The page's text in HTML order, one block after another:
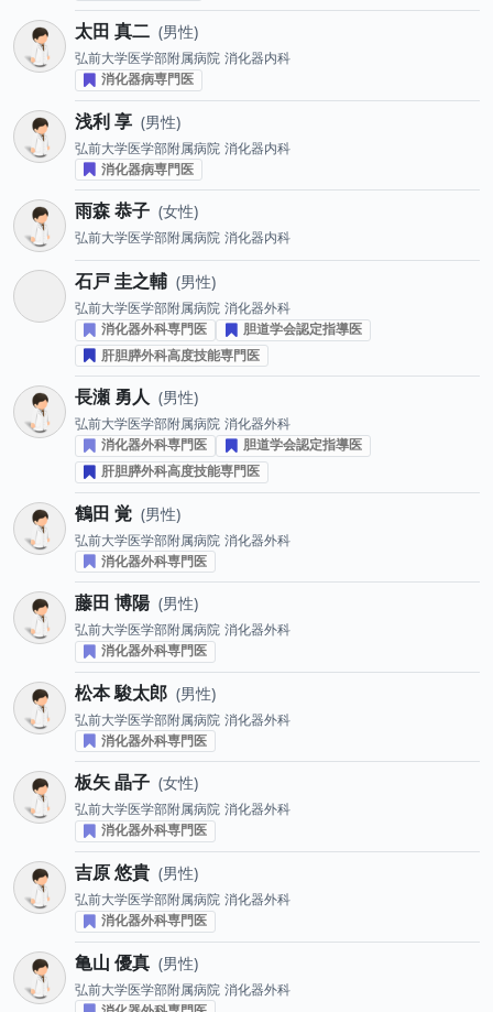
太田 真二 男性
弘前大学医学部附属病院 消化器内科
消化器病専門医
浅利 享 男性
弘前大学医学部附属病院 消化器内科
消化器病専門医
雨森 恭子 女性
弘前大学医学部附属病院 消化器内科
石戸 圭之輔 男性
弘前大学医学部附属病院 消化器外科
消化器外科専門医
胆道学会認定指導医
肝胆膵外科高度技能専門医
長瀬 勇人 男性
弘前大学医学部附属病院 消化器外科
消化器外科専門医
胆道学会認定指導医
肝胆膵外科高度技能専門医
鶴田 覚 男性
弘前大学医学部附属病院 消化器外科
消化器外科専門医
藤田 博陽 男性
弘前大学医学部附属病院 消化器外科
消化器外科専門医
松本 駿太郎 男性
弘前大学医学部附属病院 消化器外科
消化器外科専門医
板矢 晶子 女性
弘前大学医学部附属病院 消化器外科
消化器外科専門医
吉原 悠貴 男性
弘前大学医学部附属病院 消化器外科
消化器外科専門医
亀山 優真 男性
弘前大学医学部附属病院 消化器外科